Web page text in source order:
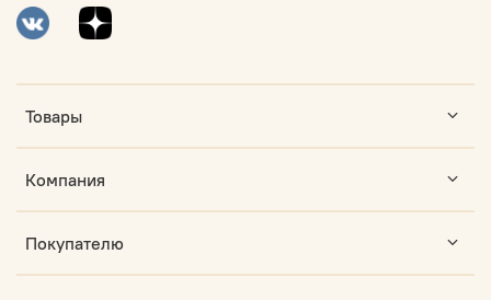
Товары
Компания
Покупателю